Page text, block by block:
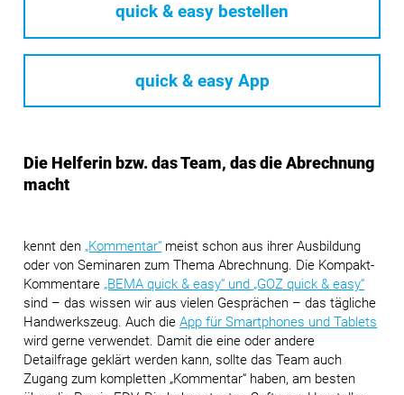
quick & easy bestellen
quick & easy App
Die Helferin bzw. das Team, das die Abrechnung
macht
kennt den„Kommentar“ meist schon aus ihrer Ausbildung
oder von Seminaren zum Thema Abrechnung. Die Kompakt-
Kommentare„BEMA quick & easy“ und„GOZ quick & easy“
sind – das wissen wir aus vielen Gesprächen – das tägliche
Handwerkszeug. Auch dieApp für Smartphones und Tablets
wird gerne verwendet. Damit die eine oder andere
Detailfrage geklärt werden kann, sollte das Team auch
Zugang zum kompletten „Kommentar“ haben, am besten